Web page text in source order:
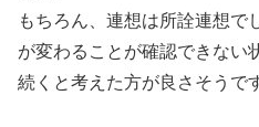
もちろん、連想は所詮連想で
が変わることが確認できない
続くと考えた方が良さそうで